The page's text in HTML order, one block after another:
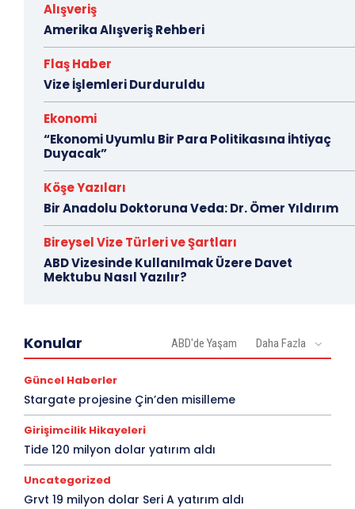
Alışveriş
Amerika Alışveriş Rehberi
Flaş Haber
Vize İşlemleri Durduruldu
Ekonomi
“Ekonomi Uyumlu Bir Para Politikasına İhtiyaç
Duyacak”
Köşe Yazıları
Bir Anadolu Doktoruna Veda: Dr. Ömer Yıldırım
Bireysel Vize Türleri ve Şartları
ABD Vizesinde Kullanılmak Üzere Davet
Mektubu Nasıl Yazılır?
Konular ABD'de Yaşam Daha Fazla
Güncel Haberler
Stargate projesine Çin’den misilleme
Girişimcilik Hikayeleri
Tide 120 milyon dolar yatırım aldı
Uncategorized
Grvt 19 milyon dolar Seri A yatırım aldı